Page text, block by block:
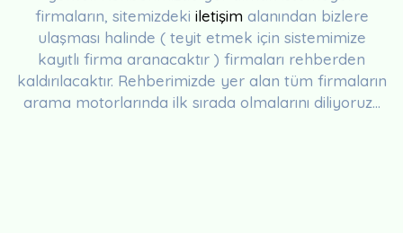
firmaların, sitemizdeki iletişim alanından bizlere
ulaşması halinde ( teyit etmek için sistemimize
kayıtlı firma aranacaktır ) firmaları rehberden
kaldırılacaktır. Rehberimizde yer alan tüm firmaların
arama motorlarında ilk sırada olmalarını diliyoruz...